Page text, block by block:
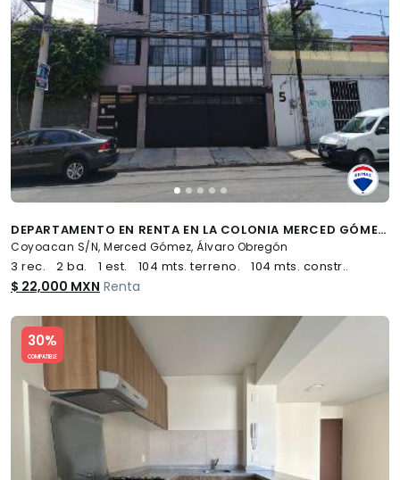
DEPARTAMENTO EN RENTA EN LA COLONIA MERCED GÓMEZ - (34)
Coyoacan S/N, Merced Gómez, Álvaro Obregón
3 rec. 2 ba. 1 est. 104 mts. terreno. 104 mts. constr..
$ 22,000 MXN Renta
30%
COMPATIBLE
Slide 1 of 5